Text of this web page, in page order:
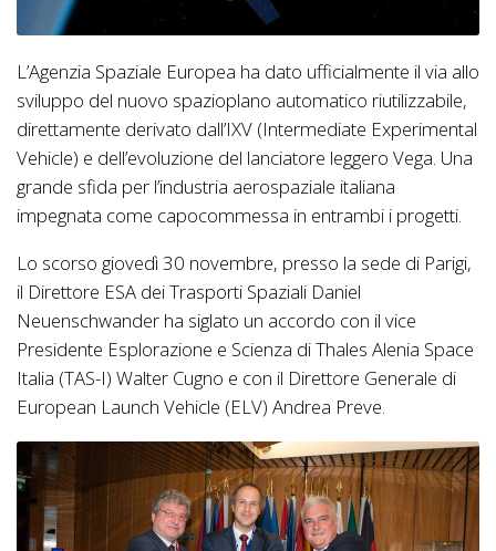
L’Agenzia Spaziale Europea ha dato ufficialmente il via allo
sviluppo del nuovo spazioplano automatico riutilizzabile,
direttamente derivato dall’IXV (Intermediate Experimental
Vehicle) e dell’evoluzione del lanciatore leggero Vega. Una
grande sfida per l’industria aerospaziale italiana
impegnata come capocommessa in entrambi i progetti.
Lo scorso giovedì 30 novembre, presso la sede di Parigi,
il Direttore ESA dei Trasporti Spaziali Daniel
Neuenschwander ha siglato un accordo con il vice
Presidente Esplorazione e Scienza di Thales Alenia Space
Italia (TAS-I) Walter Cugno e con il Direttore Generale di
European Launch Vehicle (ELV) Andrea Preve.